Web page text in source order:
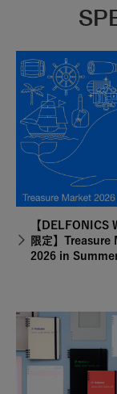
【DELFONICS
限定】Treasure
2026 in